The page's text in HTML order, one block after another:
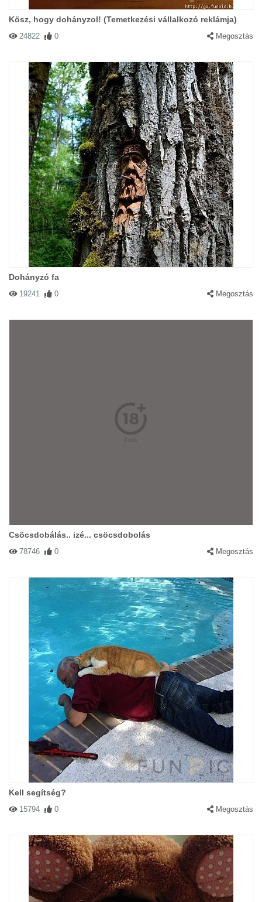
Kösz, hogy dohányzol! (Temetkezési vállalkozó reklámja)
24822 0 Megosztás
Dohányzó fa
19241 0 Megosztás
Csöcsdobálás.. izé... csöcsdobolás
78746 0 Megosztás
Kell segítség?
15794 0 Megosztás